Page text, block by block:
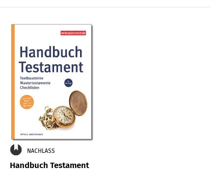
NACHLASS
Handbuch Testament